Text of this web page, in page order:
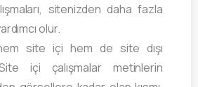
sitenizden daha fazla
olur.
site içi hem de site dışı
Site içi çalışmalar metinlerin